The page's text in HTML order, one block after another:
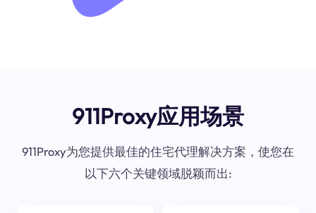
911Proxy应用场景
911Proxy为您提供最佳的住宅代理解决方案，使您在
以下六个关键领域脱颖而出: